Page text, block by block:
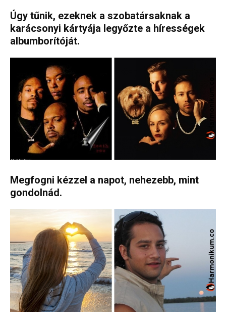
Úgy tűnik, ezeknek a szobatársaknak a
karácsonyi kártyája legyőzte a hírességek
albumborítóját.
Megfogni kézzel a napot, nehezebb, mint
gondolnád.